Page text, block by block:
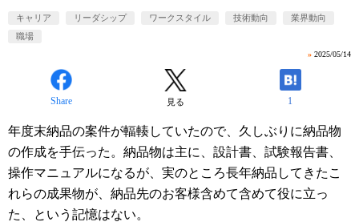
キャリア リーダシップ ワークスタイル 技術動向
業界動向
職場
» 2025/05/14
Share 見る 1
年度末納品の案件が輻輳していたので、久しぶりに納品物
の作成を手伝った。納品物は主に、設計書、試験報告書、
操作マニュアルになるが、実のところ長年納品してきたこ
れらの成果物が、納品先のお客様含めて含めて役に立っ
た、という記憶はない。